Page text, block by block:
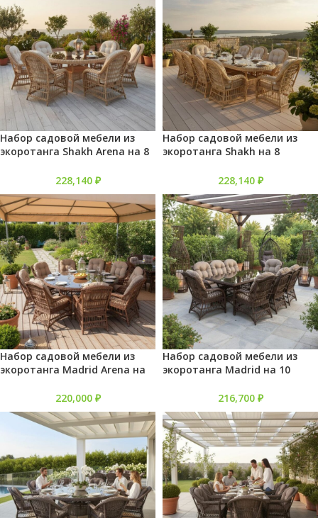
Набор садовой мебели из
экоротанга Shakh Arena на 8
228,140 ₽
Набор садовой мебели из
экоротанга Shakh на 8
228,140 ₽
Набор садовой мебели из
экоротанга Madrid Arena на
220,000 ₽
Набор садовой мебели из
экоротанга Madrid на 10
216,700 ₽